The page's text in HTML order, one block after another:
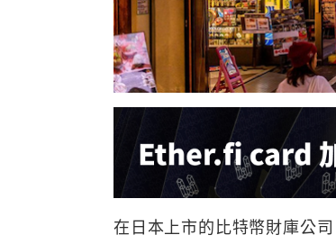
在日本上市的比特幣財庫公